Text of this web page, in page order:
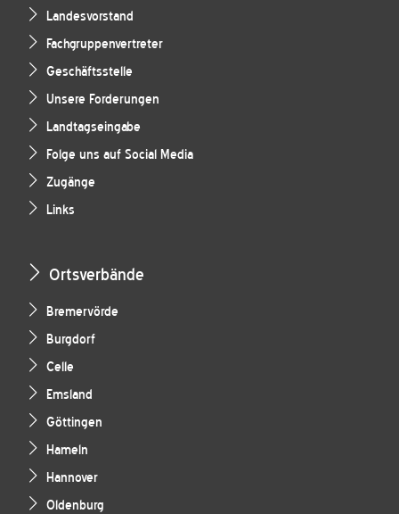
Landesvorstand
Fachgruppenvertreter
Geschäftsstelle
Unsere Forderungen
Landtagseingabe
Folge uns auf Social Media
Zugänge
Links
Ortsverbände
Bremervörde
Burgdorf
Celle
Emsland
Göttingen
Hameln
Hannover
Oldenburg